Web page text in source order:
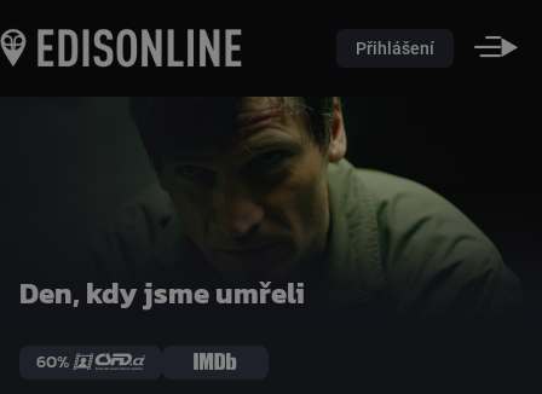
Přihlášení
Den, kdy jsme umřeli
60%